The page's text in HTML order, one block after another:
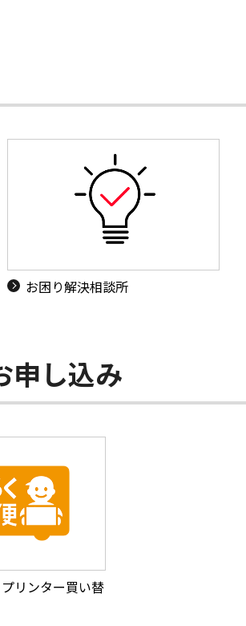
お困り解決相談所
申し込み
リンター買い替